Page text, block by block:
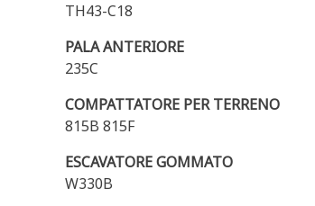
TH43-C18
PALA ANTERIORE
235C
COMPATTATORE PER TERRENO
815B 815F
ESCAVATORE GOMMATO
W330B